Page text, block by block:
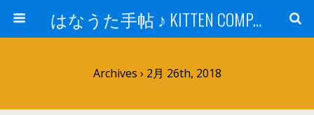
はなうた手帖 ♪ KITTEN COMPANY
Archives › 2月 26th, 2018